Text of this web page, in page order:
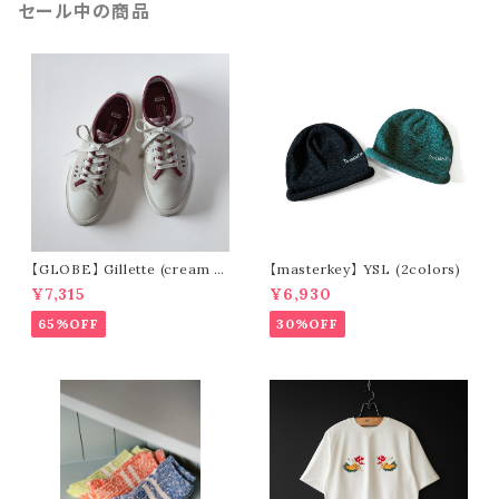
セール中の商品
【GLOBE】 Gillette (cream /
pomegranate)
¥7,315
65%OFF
【masterkey】 YSL (2colors)
¥6,930
30%OFF